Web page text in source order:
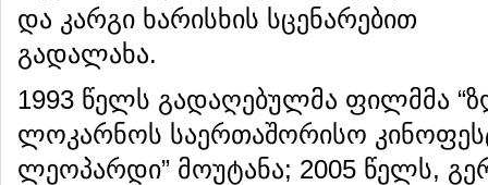
და კარგი ხარისხის სცენარებით
გადალახა.
1993 წელს გადაღებულმა ფილმმა
ლოკარნოს საერთაშორისო
ლეოპარდი” მოუტანა; 2005 წელს,